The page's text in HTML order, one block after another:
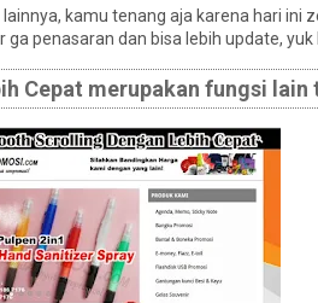
kamu tenang aja karena hari ini
penasaran dan bisa lebih update,
Cepat merupakan fungsi